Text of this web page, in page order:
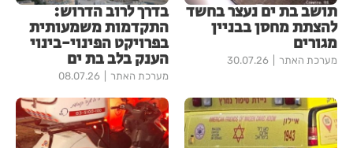
תושב בת ים נעצר בחשד
להצתת מחסן בבניין
מגורים
מערכת האתר 30.07.26
בדרך לרוב הדרוש:
התקדמות משמעותית
בפרויקט הפינוי-בינוי
הענק בלב בת ים
מערכת האתר 08.07.26